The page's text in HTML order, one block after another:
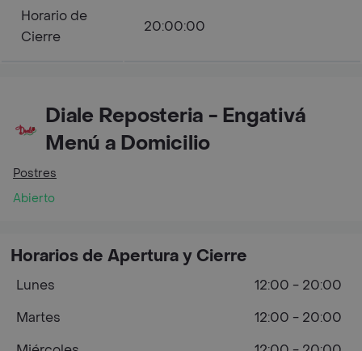
Horario de
Cierre
20:00:00
Diale Reposteria - Engativá
Menú a Domicilio
Postres
Abierto
Horarios de Apertura y Cierre
Lunes
12:00 - 20:00
Martes
12:00 - 20:00